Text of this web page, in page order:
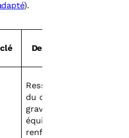
).
Description
Resserrement
du centre de
gravité,
équilibre
renforcé